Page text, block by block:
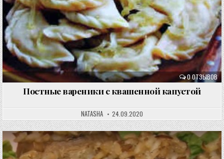
0 ОТЗЫВОВ
Постные вареники с квашенной капустой
NATASHA 24.09.2020